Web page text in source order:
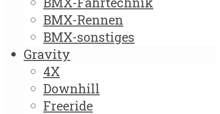
BMX-Rennen
BMX-sonstiges
Gravity
4X
Downhill
Freeride